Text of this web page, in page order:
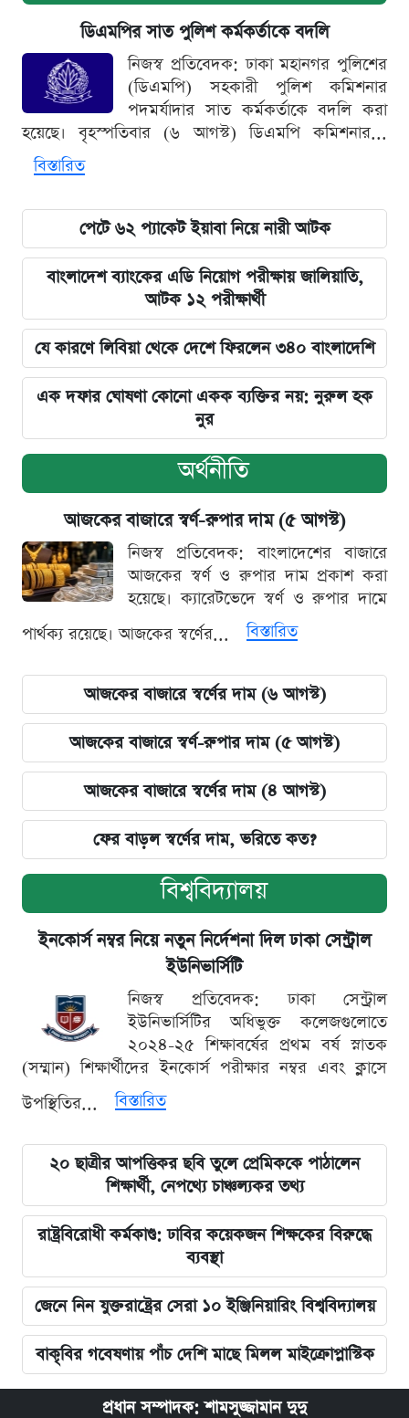
ডিএমপির সাত পুলিশ কর্মকর্তাকে বদলি
নিজস্ব প্রতিবেদক: ঢাকা মহানগর পুলিশের
(ডিএমপি) সহকারী পুলিশ কমিশনার
পদমর্যাদার সাত কর্মকর্তাকে বদলি করা
হয়েছে। বৃহস্পতিবার (৬ আগস্ট) ডিএমপি কমিশনার...
বিস্তারিত
পেটে ৬২ প্যাকেট ইয়াবা নিয়ে নারী আটক
বাংলাদেশ ব্যাংকের এডি নিয়োগ পরীক্ষায় জালিয়াতি,
আটক ১২ পরীক্ষার্থী
যে কারণে লিবিয়া থেকে দেশে ফিরলেন ৩৪০ বাংলাদেশি
এক দফার ঘোষণা কোনো একক ব্যক্তির নয়: নুরুল হক
নুর
অর্থনীতি
আজকের বাজারে স্বর্ণ-রুপার দাম (৫ আগস্ট)
নিজস্ব প্রতিবেদক: বাংলাদেশের বাজারে
আজকের স্বর্ণ ও রুপার দাম প্রকাশ করা
হয়েছে। ক্যারেটভেদে স্বর্ণ ও রুপার দামে
পার্থক্য রয়েছে। আজকের স্বর্ণের...
বিস্তারিত
আজকের বাজারে স্বর্ণের দাম (৬ আগস্ট)
আজকের বাজারে স্বর্ণ-রুপার দাম (৫ আগস্ট)
আজকের বাজারে স্বর্ণের দাম (৪ আগস্ট)
ফের বাড়ল স্বর্ণের দাম, ভরিতে কত?
বিশ্ববিদ্যালয়
ইনকোর্স নম্বর নিয়ে নতুন নির্দেশনা দিল ঢাকা সেন্ট্রাল
ইউনিভার্সিটি
নিজস্ব প্রতিবেদক: ঢাকা সেন্ট্রাল
ইউনিভার্সিটির অধিভুক্ত কলেজগুলোতে
২০২৪-২৫ শিক্ষাবর্ষের প্রথম বর্ষ স্নাতক
(সম্মান) শিক্ষার্থীদের ইনকোর্স পরীক্ষার নম্বর এবং ক্লাসে
উপস্থিতির...
বিস্তারিত
২০ ছাত্রীর আপত্তিকর ছবি তুলে প্রেমিককে পাঠালেন
শিক্ষার্থী, নেপথ্যে চাঞ্চল্যকর তথ্য
রাষ্ট্রবিরোধী কর্মকাণ্ড: ঢাবির কয়েকজন শিক্ষকের বিরুদ্ধে
ব্যবস্থা
জেনে নিন যুক্তরাষ্ট্রের সেরা ১০ ইঞ্জিনিয়ারিং বিশ্ববিদ্যালয়
বাকৃবির গবেষণায় পাঁচ দেশি মাছে মিলল মাইক্রোপ্লাস্টিক
প্রধান সম্পাদক: শামসুজ্জামান দুদু